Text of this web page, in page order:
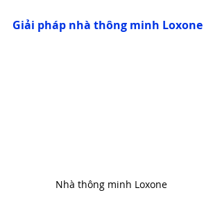
Giải pháp nhà thông minh Loxone
Nhà thông minh Loxone